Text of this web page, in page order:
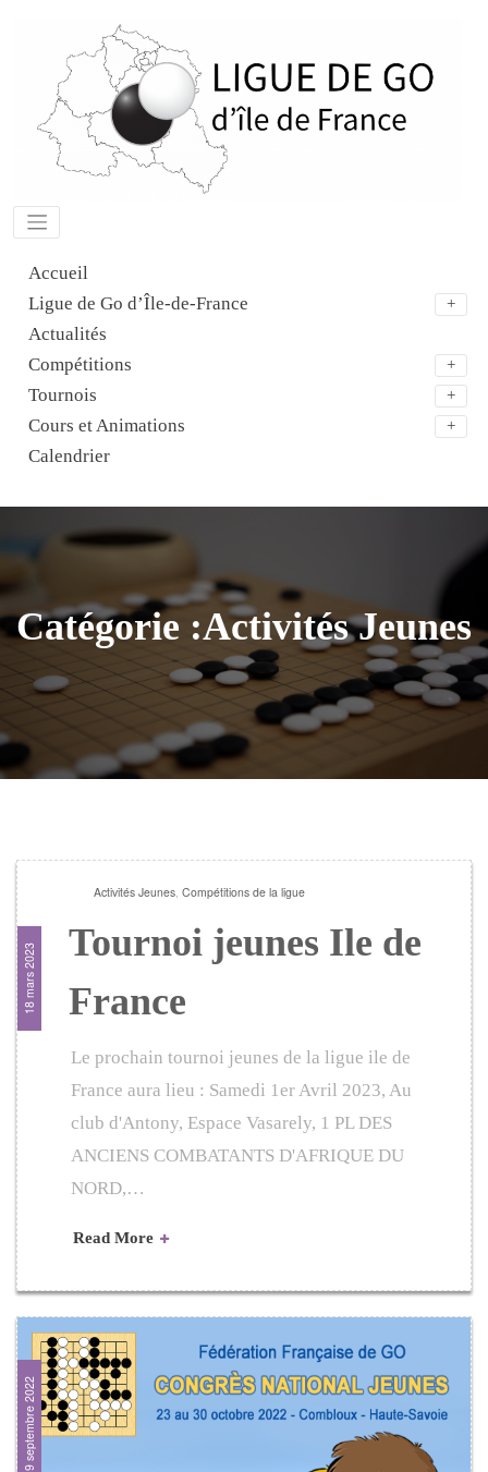
Accueil
Ligue de Go d’Île-de-France
Actualités
Compétitions
Tournois
Cours et Animations
Calendrier
Catégorie :Activités Jeunes
18 mars 2023
Activités Jeunes, Compétitions de la ligue
Tournoi jeunes Ile de
France
Le prochain tournoi jeunes de la ligue ile de
France aura lieu : Samedi 1er Avril 2023, Au
club d'Antony, Espace Vasarely, 1 PL DES
ANCIENS COMBATANTS D'AFRIQUE DU
NORD,…
Read More
9 septembre 2022